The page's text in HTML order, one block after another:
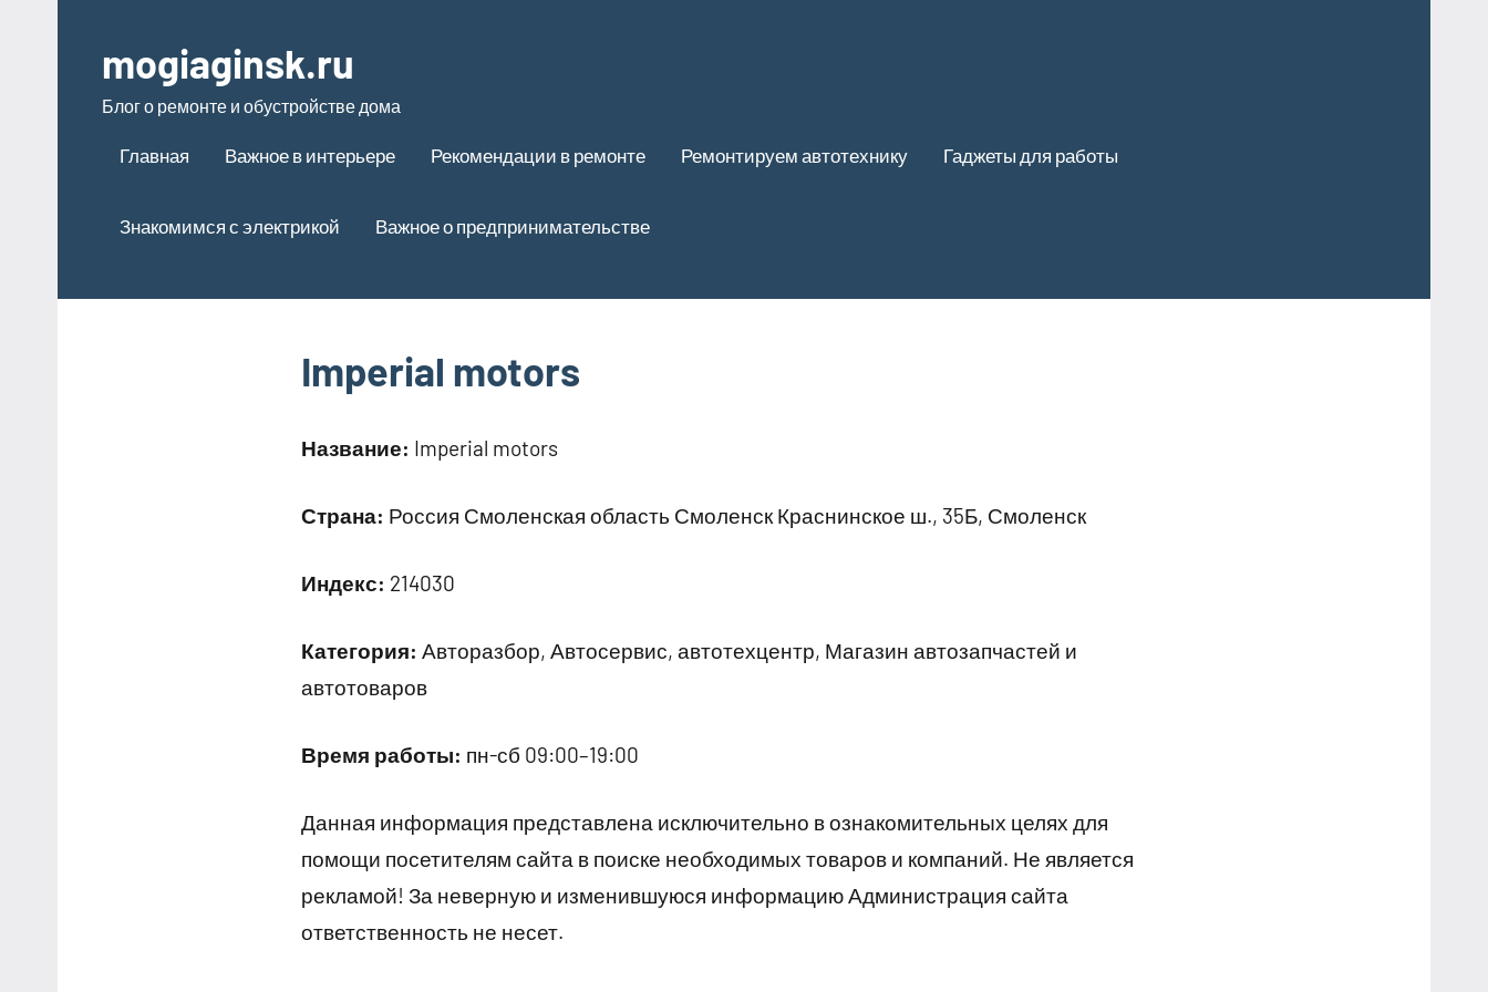
содержимому
mogiaginsk.ru
Блог о ремонте и обустройстве дома
Главная Важное в интерьере Рекомендации в ремонте Ремонтируем автотехнику Гаджеты для работы
Знакомимся с электрикой Важное о предпринимательстве
Imperial motors
Название: Imperial motors
Страна: Россия Смоленская область Смоленск Краснинское ш., 35Б, Смоленск
Индекс: 214030
Категория: Авторазбор, Автосервис, автотехцентр, Магазин автозапчастей и
автотоваров
Время работы: пн-сб 09:00–19:00
Данная информация представлена исключительно в ознакомительных целях для
помощи посетителям сайта в поиске необходимых товаров и компаний. Не является
рекламой! За неверную и изменившуюся информацию Администрация сайта
ответственность не несет.